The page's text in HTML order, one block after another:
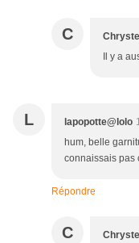
C Chrystel
Il y a
L lapopotte@lolo
hum, belle
connaissais pas
Répondre
C Chrystel